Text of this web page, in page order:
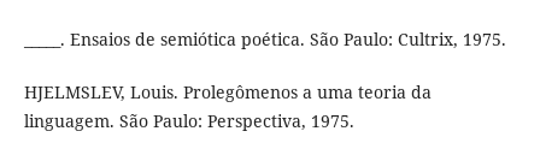
_____. Ensaios de semiótica poética. São Paulo: Cultrix, 1975.
HJELMSLEV, Louis. Prolegômenos a uma teoria da
linguagem. São Paulo: Perspectiva, 1975.